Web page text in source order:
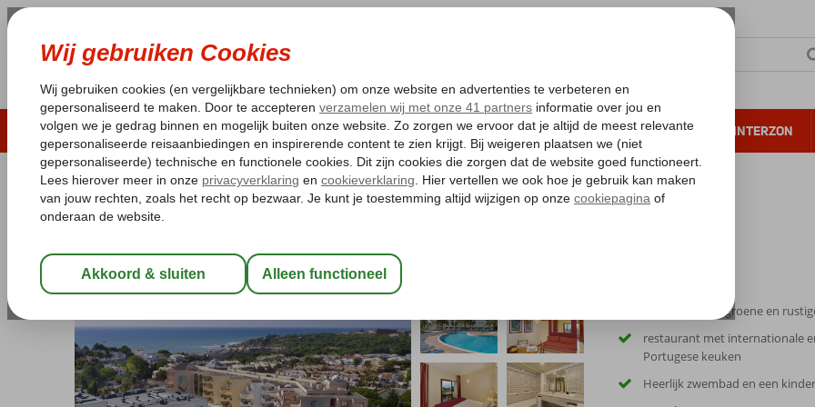
LAST MINUTE ZOMER 2026 ZONVAKANTIE VERRE REIZEN ALL INCLUSIVE WINTERZON
Pakketgarantie Laagsteprijsgarantie* Gratis annuleren*
Home
Portugal Algarve
Cheerfulway Acqua Maris Balaia
Logies-Appartement
Gelegen in een groene en
restaurant met internationale
Portugese keuken
Heerlijk zwembad en een